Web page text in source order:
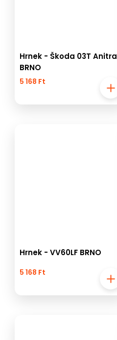
Hrnek - Škoda 03T Anitra
BRNO
5 168 Ft
Hrnek - VV60LF BRNO
5 168 Ft